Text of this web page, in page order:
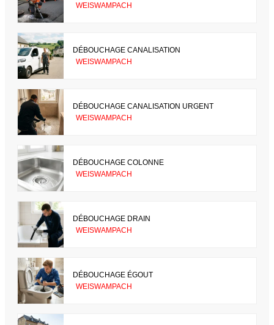
WEISWAMPACH
DÉBOUCHAGE CANALISATION
WEISWAMPACH
DÉBOUCHAGE CANALISATION URGENT
WEISWAMPACH
DÉBOUCHAGE COLONNE
WEISWAMPACH
DÉBOUCHAGE DRAIN
WEISWAMPACH
DÉBOUCHAGE ÉGOUT
WEISWAMPACH